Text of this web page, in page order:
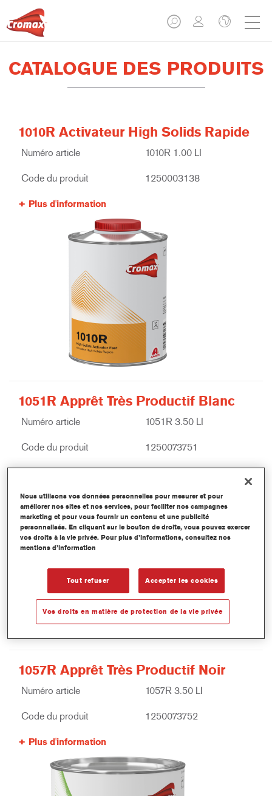
CATALOGUE DES PRODUITS
1010R Activateur High Solids Rapide
Numéro article 1010R 1.00 LI
Code du produit 1250003138
Plus d'information
1051R Apprêt Très Productif Blanc
Numéro article 1051R 3.50 LI
Code du produit 1250073751
1057R Apprêt Très Productif Noir
Numéro article 1057R 3.50 LI
Code du produit 1250073752
Plus d'information
Nous utilisons vos données personnelles pour mesurer et pour
améliorer nos sites et nos services, pour faciliter nos campagnes
marketing et pour vous fournir un contenu et une publicité
personnalisés. En cliquant sur le bouton de droite, vous pouvez exercer
vos droits à la vie privée. Pour plus d’informations, consultez nos
mentions d’information
Tout refuser Accepter les cookies
Vos droits en matière de protection de la vie privée